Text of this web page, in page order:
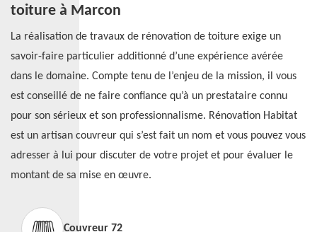
toiture à Marcon
La réalisation de travaux de rénovation de toiture exige un
savoir-faire particulier additionné d’une expérience avérée
dans le domaine. Compte tenu de l’enjeu de la mission, il vous
est conseillé de ne faire confiance qu’à un prestataire connu
pour son sérieux et son professionnalisme. Rénovation Habitat
est un artisan couvreur qui s’est fait un nom et vous pouvez vous
adresser à lui pour discuter de votre projet et pour évaluer le
montant de sa mise en œuvre.
Couvreur 72